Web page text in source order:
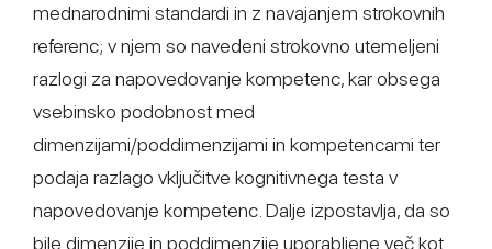
mednarodnimi standardi in z navajanjem strokovnih
referenc; v njem so navedeni strokovno utemeljeni
razlogi za napovedovanje kompetenc, kar obsega
vsebinsko podobnost med
dimenzijami/poddimenzijami in kompetencami ter
podaja razlago vključitve kognitivnega testa v
napovedovanje kompetenc. Dalje izpostavlja, da so
bile dimenzije in poddimenzije uporabljene več kot